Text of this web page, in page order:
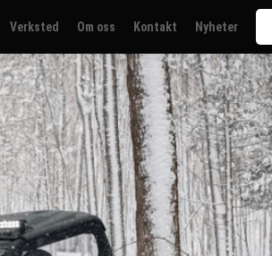
Verksted Om oss Kontakt Nyheter